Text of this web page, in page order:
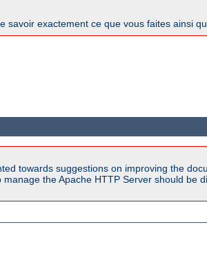
savoir exactement ce que vous faites ainsi
towards suggestions on improving the
the Apache HTTP Server should